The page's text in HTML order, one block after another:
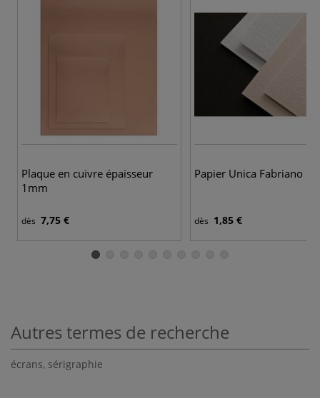
Plaque en cuivre épaisseur
1mm
dès 7,75 €
Papier Unica Fabriano
dès 1,85 €
Autres termes de recherche
écrans, sérigraphie